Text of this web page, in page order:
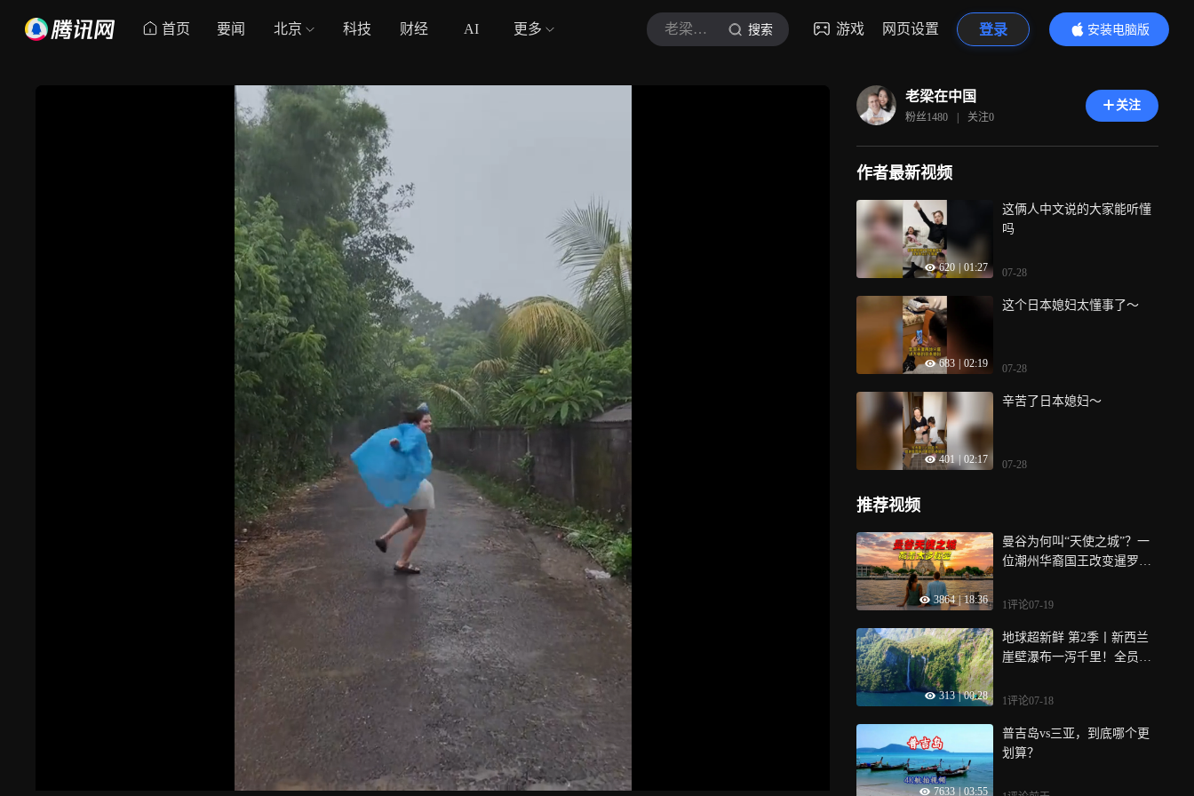
首页 要闻 北京 科技 财经 AI 更多 老梁在中国 搜索 游戏 网页设置 登录
安装电脑版
内容更精彩
老梁在中国
粉丝1480 | 关注0
关注
作者最新视频
620 | 01:27
这俩人中文说的大家能听懂
吗
07-28
683 02:19
这个日本媳妇太懂事了～
07-28
401 | 02:17
辛苦了日本媳妇～
07-28
推荐视频
3864 | 18:36
曼谷为何叫“天使之城”？一
位潮州华裔国王改变暹罗命
1评论07-19
313 | 00:28
地球超新鲜 第2季丨新西兰
崖壁瀑布一泻千里！全员被
1评论07-18
7633 | 03:55
普吉岛vs三亚，到底哪个更
划算？